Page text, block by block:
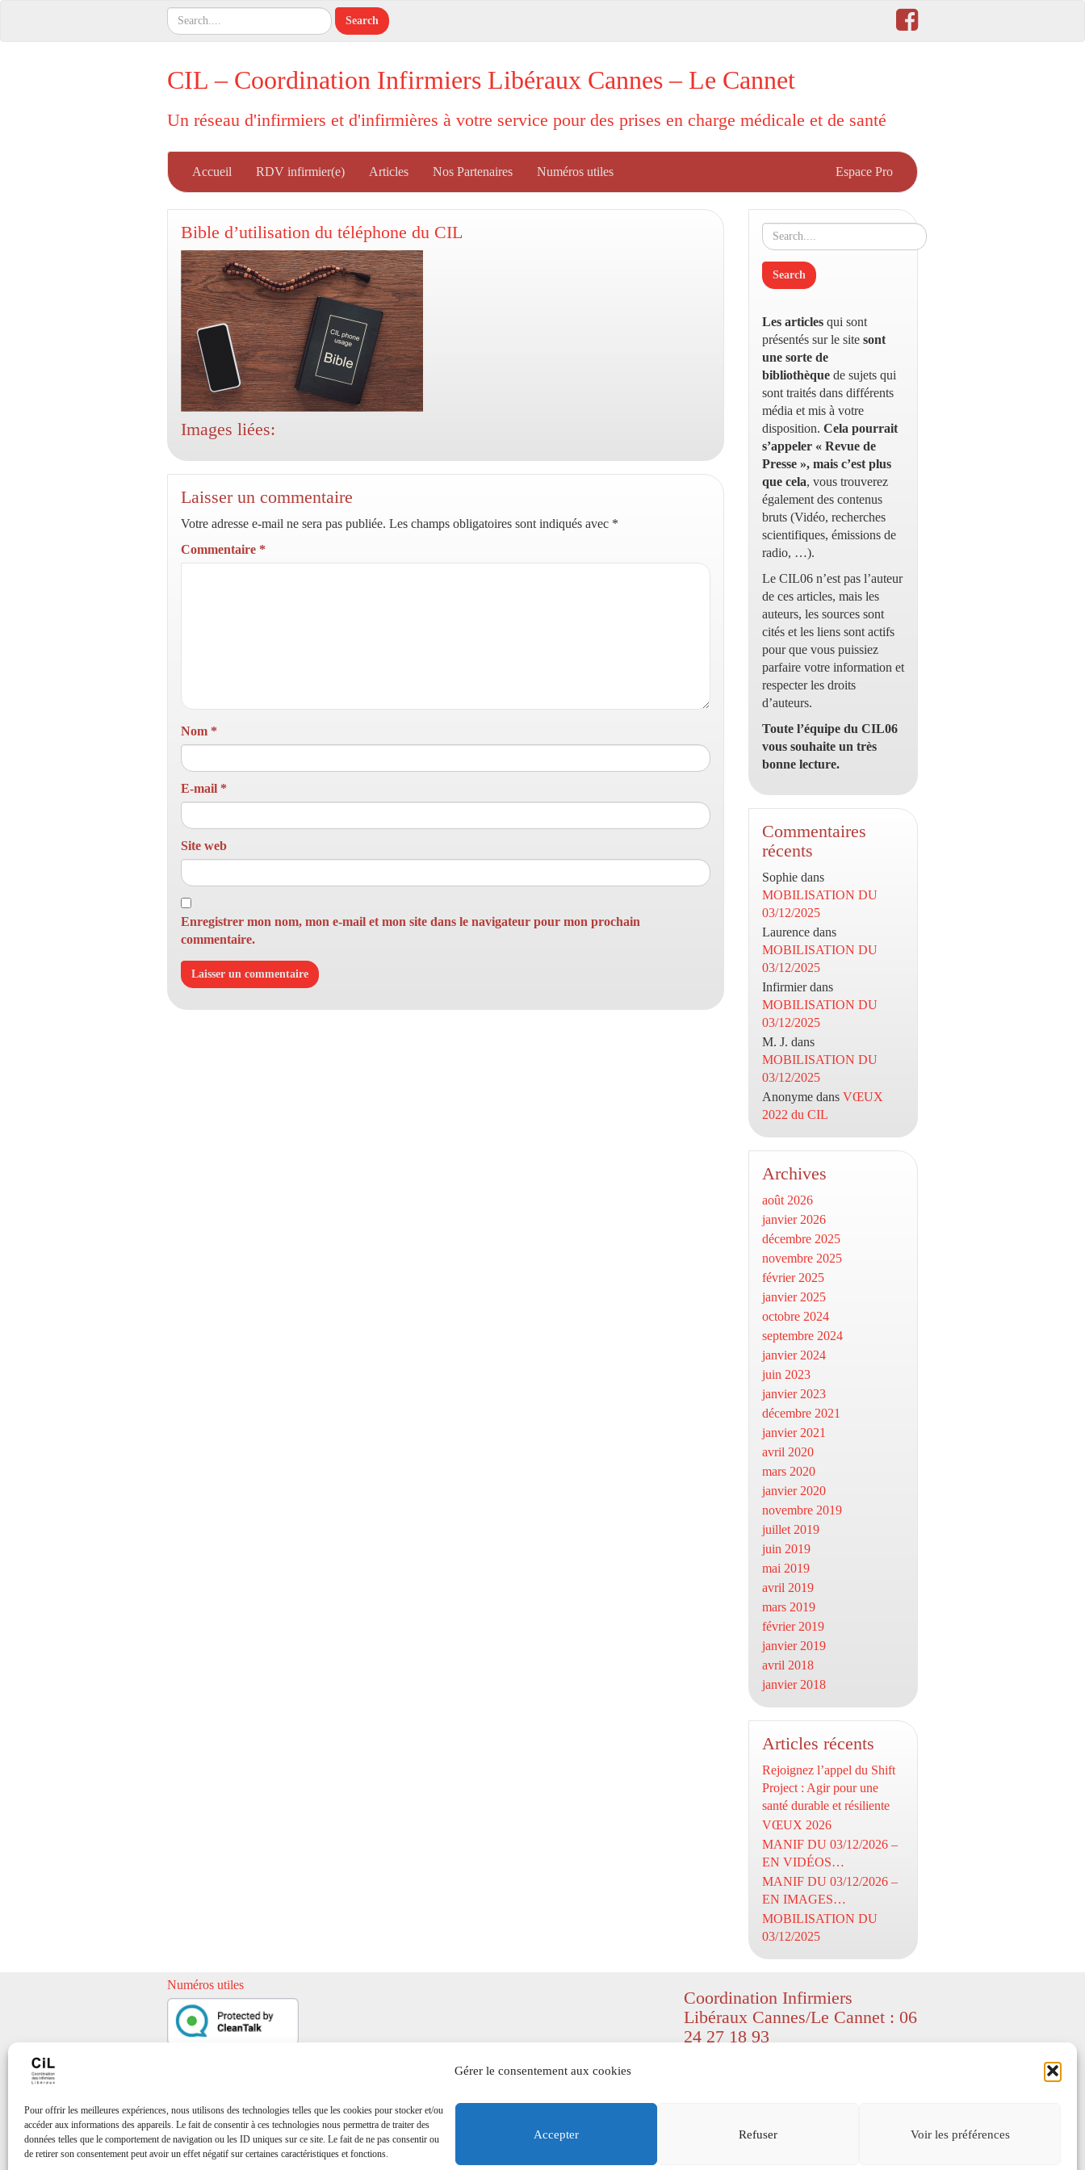
Gérer le consentement aux cookies
Pour offrir les meilleures expériences, nous utilisons des technologies telles que les cookies pour stocker et/ou
accéder aux informations des appareils. Le fait de consentir à ces technologies nous permettra de traiter des
données telles que le comportement de navigation ou les ID uniques sur ce site. Le fait de ne pas consentir ou
de retirer son consentement peut avoir un effet négatif sur certaines caractéristiques et fonctions.
Accepter Refuser Voir les préférences
CIL – Coordination Infirmiers Libéraux Cannes – Le Cannet
Un réseau d'infirmiers et d'infirmières à votre service pour des prises en charge médicale et de santé
Accueil RDV infirmier(e) Articles Nos Partenaires Numéros utiles Espace Pro
Bible d’utilisation du téléphone du CIL
Images liées:
Laisser un commentaire
Votre adresse e-mail ne sera pas publiée. Les champs obligatoires sont indiqués avec *
Commentaire *
Nom *
E-mail *
Site web
Enregistrer mon nom, mon e-mail et mon site dans le navigateur pour mon prochain
commentaire.
Les articles qui sont
présentés sur le site sont
une sorte de
bibliothèque de sujets qui
sont traités dans différents
média et mis à votre
disposition. Cela pourrait
s’appeler « Revue de
Presse », mais c’est plus
que cela, vous trouverez
également des contenus
bruts (Vidéo, recherches
scientifiques, émissions de
radio, …).
Le CIL06 n’est pas l’auteur
de ces articles, mais les
auteurs, les sources sont
cités et les liens sont actifs
pour que vous puissiez
parfaire votre information et
respecter les droits
d’auteurs.
Toute l’équipe du CIL06
vous souhaite un très
bonne lecture.
Commentaires
récents
Sophie dans
MOBILISATION DU
03/12/2025
Laurence dans
MOBILISATION DU
03/12/2025
Infirmierdans
MOBILISATION DU
03/12/2025
M. J. dans
MOBILISATION DU
03/12/2025
Anonyme dans VŒUX
2022 du CIL
Archives
août 2026
janvier 2026
décembre 2025
novembre 2025
février 2025
janvier 2025
octobre 2024
septembre 2024
janvier 2024
juin 2023
janvier 2023
décembre 2021
janvier 2021
avril 2020
mars 2020
janvier 2020
novembre 2019
juillet 2019
juin 2019
mai 2019
avril 2019
mars 2019
février 2019
janvier 2019
avril 2018
janvier 2018
Articles récents
Rejoignez l’appel du Shift
Project : Agir pour une
santé durable et résiliente
VŒUX 2026
MANIF DU 03/12/2026 –
EN VIDÉOS…
MANIF DU 03/12/2026 –
EN IMAGES…
MOBILISATION DU
03/12/2025
Numéros utiles
Coordination Infirmiers
Libéraux Cannes/Le Cannet : 06
24 27 18 93
Mentions légales